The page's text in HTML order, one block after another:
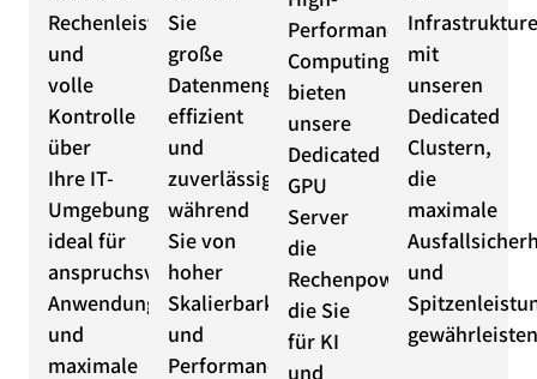
Rechenleistung
und
volle
Kontrolle
über
Ihre IT-
Umgebung,
ideal für
anspruchsvolle
Anwendungen
und
maximale
Sie
große
Datenmengen
effizient
und
zuverlässig,
während
Sie von
hoher
Skalierbarkeit
und
Performance
Performance-
Computing
bieten
unsere
Dedicated
GPU
Server
die
Rechenpower,
die Sie
für KI
und
mit
unseren
Dedicated
Clustern,
die
maximale
und